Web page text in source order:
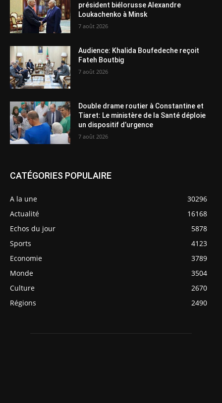
président biélorusse Alexandre
Loukachenko à Minsk
7 août 2026
Audience: Khalida Boufedeche reçoit
Fateh Boutbig
7 août 2026
Double drame routier à Constantine et
Tiaret: Le ministère de la Santé déploie
un dispositif d’urgence
7 août 2026
CATÉGORIES POPULAIRE
A la une
30296
Actualité
16168
Echos du jour
5878
Sports
4123
Economie
3789
Monde
3504
Culture
2670
Régions
2490